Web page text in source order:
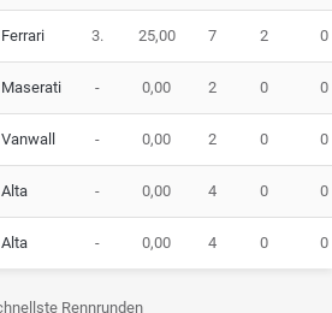
Ferrari 3. 25,00 7 2 0
Maserati - 0,00 2 0 0
Vanwall - 0,00 2 0 0
Alta - 0,00 4 0 0
Alta - 0,00 4 0 0
Rennrunden